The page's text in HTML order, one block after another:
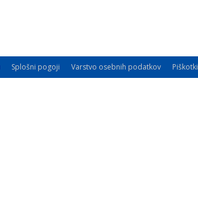
Splošni pogoji Varstvo osebnih podatkov Piškotki